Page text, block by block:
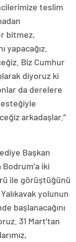
teslim
bitmez,
yapacağız.
Biz Cumhur
diyoruz ki
da derelere
arkadaşlar.”
Başkan
Bodrum’a iki
ile görüştüğünü
yolunun
başlanacağını
31 Mart’tan